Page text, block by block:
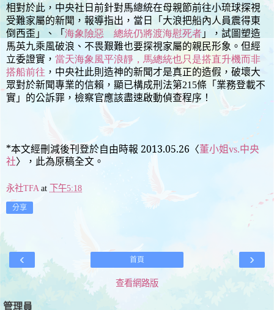
相對於此，中央社日前針對馬總統在母親節前往小琉球探視
受難家屬的新聞，報導指出，當日「大浪把船內人員震得東
倒西歪」、「海象險惡 總統仍將渡海慰死者」，試圖塑造
馬英九乘風破浪、不畏艱難也要探視家屬的親民形象。但經
立委證實， 當天海象風平浪靜，馬總統也只是搭直升機而非
搭船前往 ，中央社此則造神的新聞才是真正的造假，破壞大
眾對於新聞專業的信賴，顯已構成刑法第215條「業務登載不
實」的公訴罪，檢察官應該盡速啟動偵查程序！
*本文經刪減後刊登於自由時報 2013.05.26〈董小姐vs.中央
社〉，此為原稿全文。
永社TFA at 下午5:18
分享
‹ ›
首頁
查看網路版
管理員